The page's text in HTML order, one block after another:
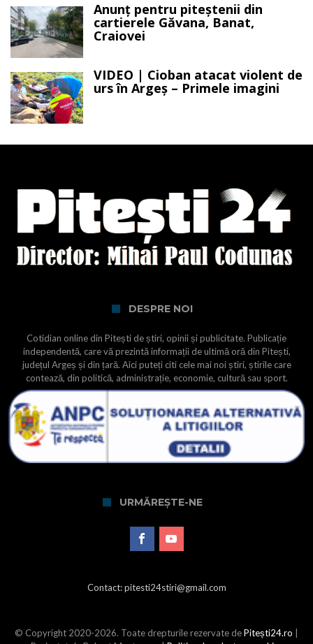
Anunț pentru piteștenii din
cartierele Găvana, Banat,
Craiovei
VIDEO | Cioban atacat violent de
urs în Argeș – Primele imagini
DESPRE NOI
Cotidian online din Pitești de știri, opinii și publicitate. Publicație
independentă, care vă prezintă informații de ultimă oră din Pitești,
județul Argeș și din țară. Aici puteți citi cele mai noi știri, știrile care
contează, din politică, administrație, economie, cultură sau sport.
URMĂREȘTE-NE
Contact: pitesti24stiri@gmail.com
© Copyright 2020-2026. Toate drepturile rezervate dePitești24.ro